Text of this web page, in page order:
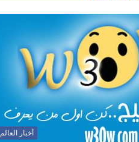
أخبار العالم